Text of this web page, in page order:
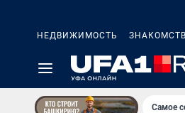
НЕДВИЖИМОСТЬ
Самое